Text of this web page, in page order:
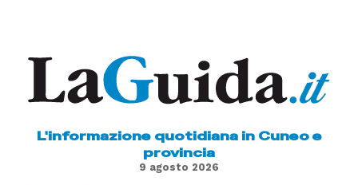
L'informazione quotidiana in Cuneo e
provincia
9 agosto 2026